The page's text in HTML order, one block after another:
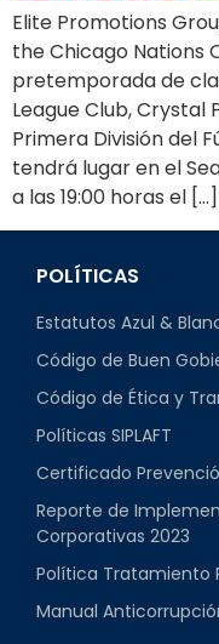
Elite Promotions
the Chicago Nations
pretemporada de
League Club, Crystal
Primera División del
tendrá lugar en el
a las 19:00 horas el […]
POLÍTICAS
Estatutos Azul &
Código de Buen
Código de Ética y
Políticas SIPLAFT
Certificado
Reporte de
Corporativas 2023
Política Tratamiento
Manual